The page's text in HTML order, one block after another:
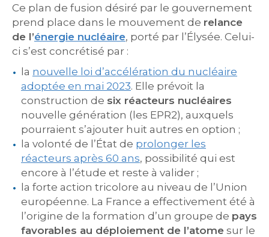
Ce plan de fusion désiré par le gouvernement
prend place dans le mouvement de relance
de l’énergie nucléaire, porté par l’Élysée. Celui-
ci s’est concrétisé par :
la nouvelle loi d’accélération du nucléaire
adoptée en mai 2023. Elle prévoit la
construction de six réacteurs nucléaires
nouvelle génération (les EPR2), auxquels
pourraient s’ajouter huit autres en option ;
la volonté de l’État de prolonger les
réacteurs après 60 ans, possibilité qui est
encore à l’étude et reste à valider ;
la forte action tricolore au niveau de l’Union
européenne. La France a effectivement été à
l’origine de la formation d’un groupe de pays
favorables au déploiement de l’atome sur le